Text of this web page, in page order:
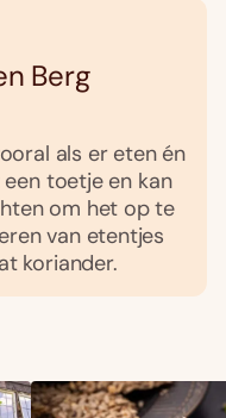
Berg
als er eten én
toetje en kan
om het op te
van etentjes
koriander.